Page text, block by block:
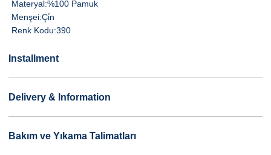
Materyal:%100 Pamuk
Menşei:Çi̇n
Renk Kodu:390
Installment
Delivery & Information
Bakım ve Yıkama Talimatları